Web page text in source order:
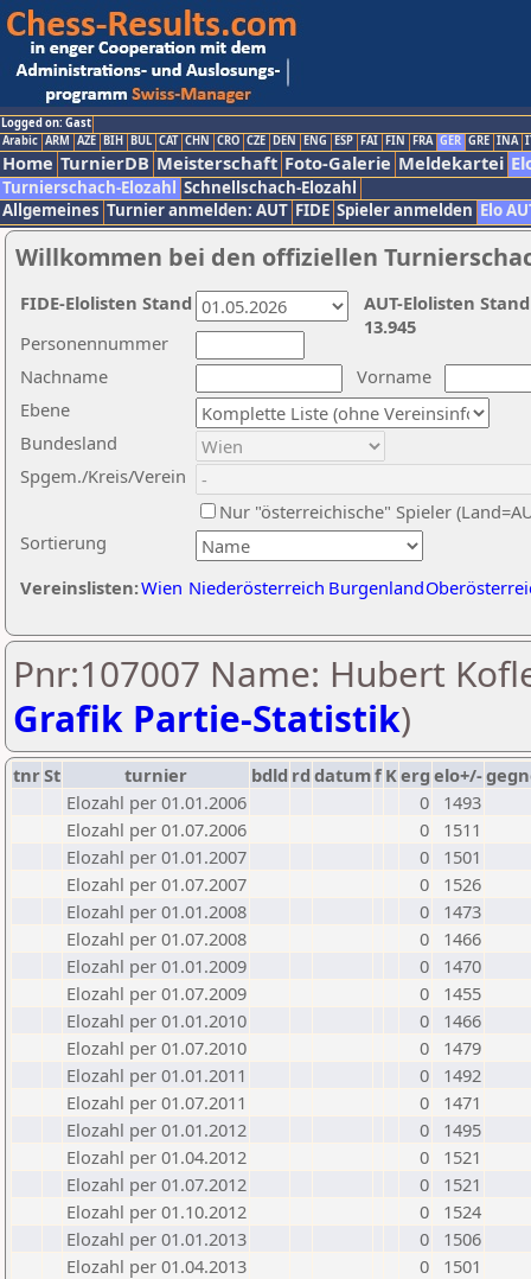
Logged on: Gast
Arabic ARM AZE BIH BUL CAT CHN CRO CZE DEN ENG ESP FAI FIN FRA GER GRE INA
Home TurnierDB Meisterschaft Foto-Galerie Meldekartei
Turnierschach-Elozahl Schnellschach-Elozahl
Allgemeines Turnier anmelden: AUT FIDE Spieler anmelden Elo
Willkommen bei den offiziellen
Nachname
Vorname
Ebene
Sortierung
Personennummer
Bundesland
Spgem./Kreis/Verein
Nur "österreichische" Spieler
Vereinslisten:Wien Niederösterreich Burgenland
AUT-Elolisten
13.945
FIDE-Elolisten Stand
Pnr:107007 Name: Hubert
Grafik Partie-Statistik)
tnrSt turnier bdld rd datumf Kerg elo+/-
Elozahl per 01.01.2006
0
1493
Elozahl per 01.07.2006
0
1511
Elozahl per 01.01.2007
0
1501
Elozahl per 01.07.2007
0
1526
Elozahl per 01.01.2008
0
1473
Elozahl per 01.07.2008
0
1466
Elozahl per 01.01.2009
0
1470
Elozahl per 01.07.2009
0
1455
Elozahl per 01.01.2010
0
1466
Elozahl per 01.07.2010
0
1479
Elozahl per 01.01.2011
0
1492
Elozahl per 01.07.2011
0
1471
Elozahl per 01.01.2012
0
1495
Elozahl per 01.04.2012
0
1521
Elozahl per 01.07.2012
0
1521
Elozahl per 01.10.2012
0
1524
Elozahl per 01.01.2013
0
1506
Elozahl per 01.04.2013
0
1501